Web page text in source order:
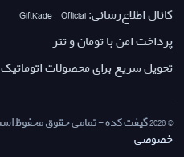
کانال اطلاع‌رسانی: GiftKade_Official
پرداخت امن با تومان و تتر
تحویل سریع برای محصولات اتوماتیک
© 2026 گیفت کده - تمامی حقوق محفوظ است.
خصوصی